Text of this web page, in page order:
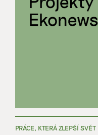
PRÁCE, KTERÁ ZLEPŠÍ SVĚT